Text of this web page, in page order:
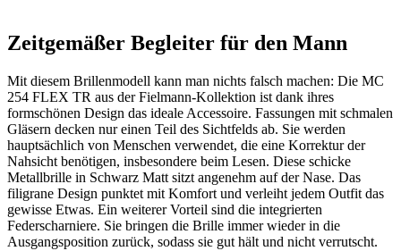
Zeitgemäßer Begleiter für den Mann
Mit diesem Brillenmodell kann man nichts falsch machen: Die MC
254 FLEX TR aus der Fielmann-Kollektion ist dank ihres
formschönen Design das ideale Accessoire. Fassungen mit schmalen
Gläsern decken nur einen Teil des Sichtfelds ab. Sie werden
hauptsächlich von Menschen verwendet, die eine Korrektur der
Nahsicht benötigen, insbesondere beim Lesen. Diese schicke
Metallbrille in Schwarz Matt sitzt angenehm auf der Nase. Das
filigrane Design punktet mit Komfort und verleiht jedem Outfit das
gewisse Etwas. Ein weiterer Vorteil sind die integrierten
Federscharniere. Sie bringen die Brille immer wieder in die
Ausgangsposition zurück, sodass sie gut hält und nicht verrutscht.